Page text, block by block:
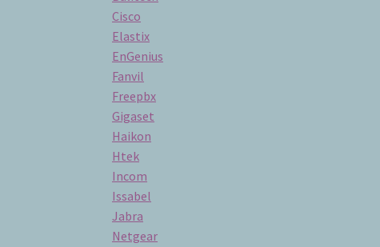
Cisco
Elastix
EnGenius
Fanvil
Freepbx
Gigaset
Haikon
Htek
Incom
Issabel
Jabra
Netgear